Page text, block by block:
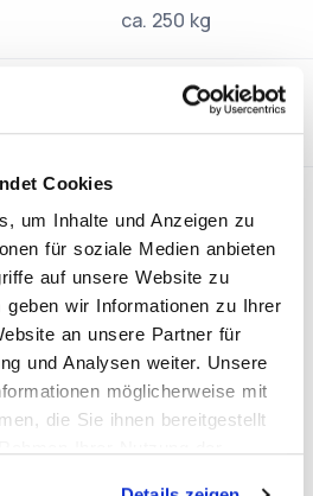
Cookies
um Inhalte und Anzeigen zu
für soziale Medien anbieten
auf unsere Website zu
geben wir Informationen zu Ihrer
an unsere Partner für
und Analysen weiter. Unsere
möglicherweise mit
die Sie ihnen bereitgestellt
ca. 250 kg
ca. 500 x 900 x 1.855
mm
Wendeschalter
Rechts/Linkslauf
Digitale
Drehzahlanzeige
Tischverstellung
über Zahnstange
Spindelschutz
Not-Aus-